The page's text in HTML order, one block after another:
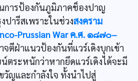
การป้องกันภูมิภาคช็องปาญ
ปารีสเพราะในช่วงสงคราม
Prussian War ค.ศ. ๑๘๗๐–
จตีฝ่าแนวป้องกันที่แวร์เดิงบุกเข้า
ตระหนักว่าหากยึดแวร์เดิงได้จะมี
วัญและกำลังใจ ทั้งนำไปสู่